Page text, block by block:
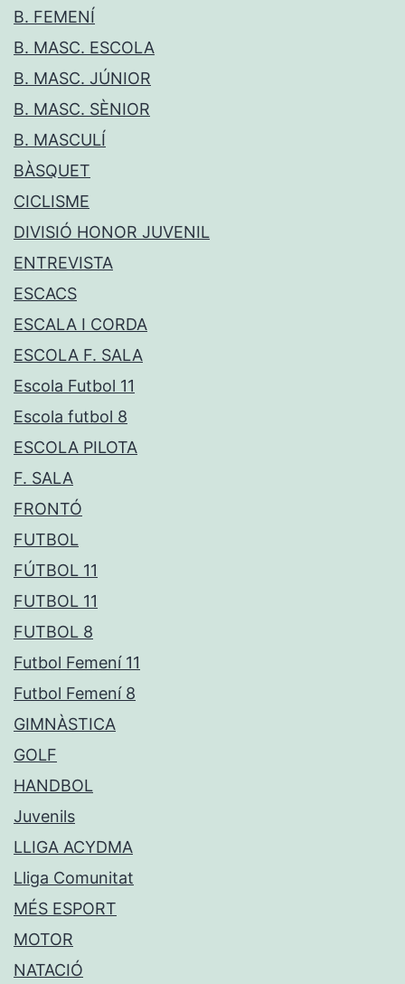
B. FEMENÍ
B. MASC. ESCOLA
B. MASC. JÚNIOR
B. MASC. SÈNIOR
B. MASCULÍ
BÀSQUET
CICLISME
DIVISIÓ HONOR JUVENIL
ENTREVISTA
ESCACS
ESCALA I CORDA
ESCOLA F. SALA
Escola Futbol 11
Escola futbol 8
ESCOLA PILOTA
F. SALA
FRONTÓ
FUTBOL
FÚTBOL 11
FUTBOL 11
FUTBOL 8
Futbol Femení 11
Futbol Femení 8
GIMNÀSTICA
GOLF
HANDBOL
Juvenils
LLIGA ACYDMA
Lliga Comunitat
MÉS ESPORT
MOTOR
NATACIÓ